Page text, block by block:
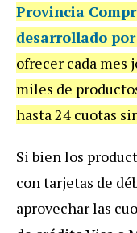
Provincia
desarrollado
ofrecer cada mes
miles de
hasta 24 cuotas
Si bien los
con tarjetas de
aprovechar las